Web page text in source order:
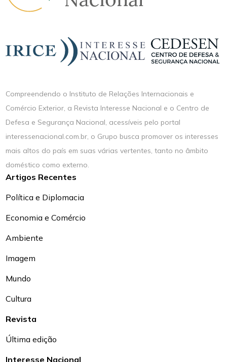
Compreendendo o Instituto de Relações Internacionais e
Comércio Exterior, a Revista Interesse Nacional e o Centro de
Defesa e Segurança Nacional, acessíveis pelo portal
interessenacional.com.br, o Grupo busca promover os interesses
mais altos do país em suas várias vertentes, tanto no âmbito
doméstico como externo.
Artigos Recentes
Política e Diplomacia
Economia e Comércio
Ambiente
Imagem
Mundo
Cultura
Revista
Última edição
Interesse Nacional